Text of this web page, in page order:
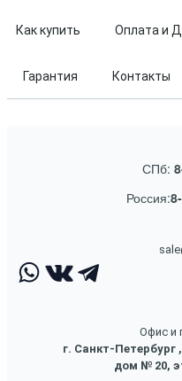
Как купить Оплата и
Гарантия Контакты
СПб:
Россия:
Офис и
г. Санкт-
дом № 20,